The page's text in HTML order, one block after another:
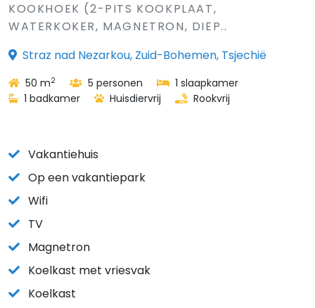
KOOKHOEK (2-PITS KOOKPLAAT,
WATERKOKER, MAGNETRON, DIEP..
Straz nad Nezarkou, Zuid-Bohemen, Tsjechië
50 m2 5 personen
1 slaapkamer
1 badkamer
Huisdiervrij Rookvrij
Vakantiehuis
Op een vakantiepark
Wifi
TV
Magnetron
Koelkast met vriesvak
Koelkast